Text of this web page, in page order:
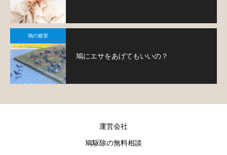
鳩の被害
鳩にエサをあげてもいいの？
運営会社
鳩駆除の無料相談